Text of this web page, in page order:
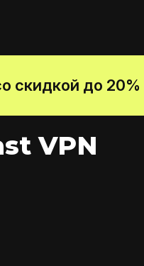
скидкой до 20%
VPN